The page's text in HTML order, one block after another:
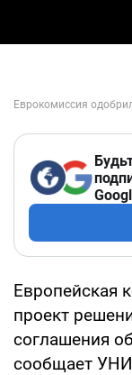
Европейская
проект
соглашения
сообщает